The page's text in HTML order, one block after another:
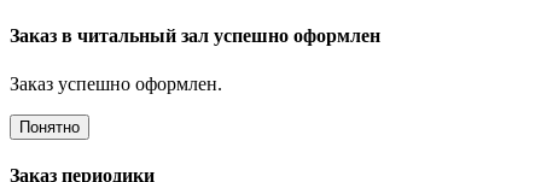
Заказ в читальный зал успешно оформлен
Заказ успешно оформлен.
Понятно
Заказ периодики